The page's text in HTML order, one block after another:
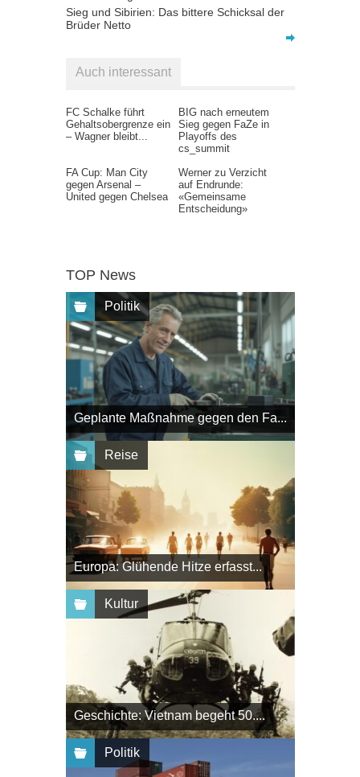
Sieg und Sibirien: Das bittere Schicksal der
Brüder Netto
Auch interessant
FC Schalke führt
Gehaltsobergrenze ein
– Wagner bleibt...
BIG nach erneutem
Sieg gegen FaZe in
Playoffs des
cs_summit
FA Cup: Man City
gegen Arsenal –
United gegen Chelsea
Werner zu Verzicht
auf Endrunde:
«Gemeinsame
Entscheidung»
TOP News
Politik
Geplante Maßnahme gegen den Fa...
Reise
Europa: Glühende Hitze erfasst...
Kultur
Geschichte: Vietnam begeht 50....
Politik